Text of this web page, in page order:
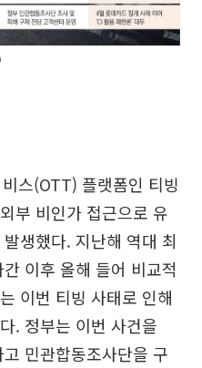
스(OTT) 플랫폼인 티빙
부 비인가 접근으로 유
생했다. 지난해 역대 최
이후 올해 들어 비교적
이번 티빙 사태로 인해
. 정부는 이번 사건을
고 민관합동조사단을 구